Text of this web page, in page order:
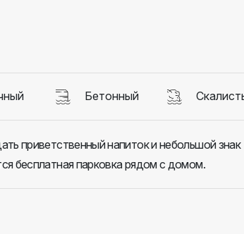
Бетонный
приветственный напиток и небольшой знак
бесплатная парковка рядом с домом.